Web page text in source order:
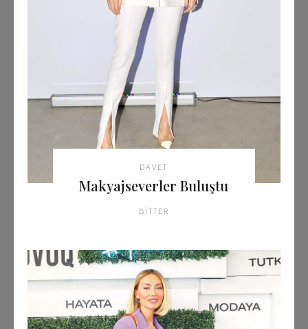
DAVET
Makyajseverler Buluştu
BITTER